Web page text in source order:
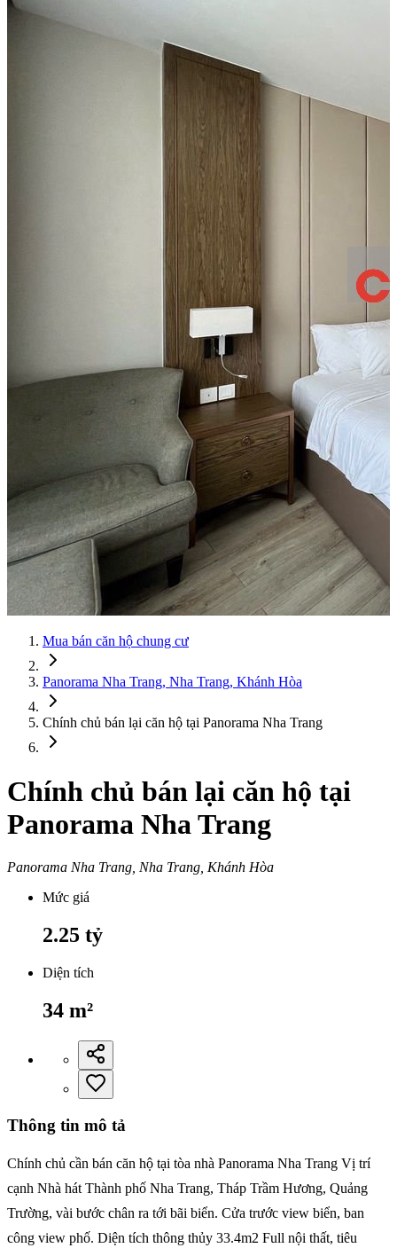
Mua bán căn hộ chung cư
Panorama Nha Trang, Nha Trang, Khánh Hòa
Chính chủ bán lại căn hộ tại Panorama Nha Trang
Chính chủ bán lại căn hộ tại
Panorama Nha Trang
Panorama Nha Trang, Nha Trang, Khánh Hòa
Mức giá
2.25 tỷ
Diện tích
34 m²
Thông tin mô tả
Chính chủ cần bán căn hộ tại tòa nhà Panorama Nha Trang Vị trí
cạnh Nhà hát Thành phố Nha Trang, Tháp Trầm Hương, Quảng
Trường, vài bước chân ra tới bãi biển. Cửa trước view biển, ban
công view phố. Diện tích thông thủy 33.4m2 Full nội thất, tiêu